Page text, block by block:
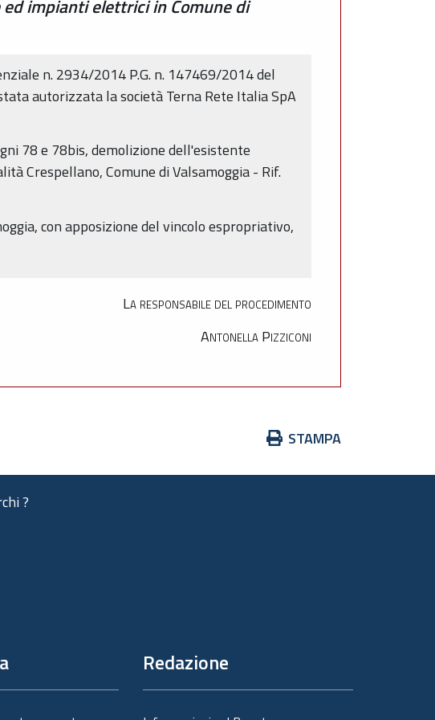
impianti elettrici in Comune di
n. 2934/2014 P.G. n. 147469/2014 del
autorizzata la società Terna Rete Italia SpA
78 e 78bis, demolizione dell'esistente
Crespellano, Comune di Valsamoggia - Rif.
con apposizione del vincolo espropriativo,
La responsabile del procedimento
Antonella Pizziconi
Azioni
documento
STAMPA
?
Redazione